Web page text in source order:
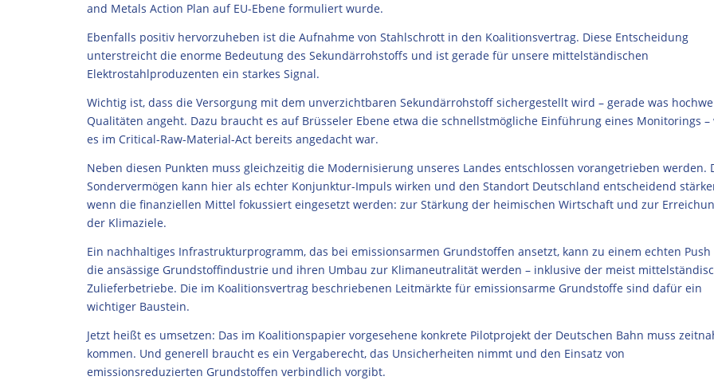
and Metals Action Plan auf EU-Ebene formuliert wurde.
Ebenfalls positiv hervorzuheben ist die Aufnahme von Stahlschrott in den Koalitionsvertrag. Diese Entscheidung
unterstreicht die enorme Bedeutung des Sekundärrohstoffs und ist gerade für unsere mittelständischen
Elektrostahlproduzenten ein starkes Signal.
Wichtig ist, dass die Versorgung mit dem unverzichtbaren Sekundärrohstoff sichergestellt wird – gerade was
Qualitäten angeht. Dazu braucht es auf Brüsseler Ebene etwa die schnellstmögliche Einführung eines Monitorings –
es im Critical-Raw-Material-Act bereits angedacht war.
Neben diesen Punkten muss gleichzeitig die Modernisierung unseres Landes entschlossen vorangetrieben werden.
Sondervermögen kann hier als echter Konjunktur-Impuls wirken und den Standort Deutschland entscheidend
wenn die finanziellen Mittel fokussiert eingesetzt werden: zur Stärkung der heimischen Wirtschaft und zur
der Klimaziele.
Ein nachhaltiges Infrastrukturprogramm, das bei emissionsarmen Grundstoffen ansetzt, kann zu einem echten
die ansässige Grundstoffindustrie und ihren Umbau zur Klimaneutralität werden – inklusive der meist
Zulieferbetriebe. Die im Koalitionsvertrag beschriebenen Leitmärkte für emissionsarme Grundstoffe sind dafür ein
wichtiger Baustein.
Jetzt heißt es umsetzen: Das im Koalitionspapier vorgesehene konkrete Pilotprojekt der Deutschen Bahn muss
kommen. Und generell braucht es ein Vergaberecht, das Unsicherheiten nimmt und den Einsatz von
emissionsreduzierten Grundstoffen verbindlich vorgibt.